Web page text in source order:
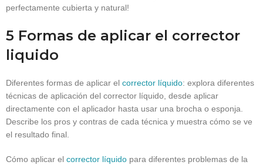
perfectamente cubierta y natural!
5 Formas de aplicar el corrector
liquido
Diferentes formas de aplicar el corrector líquido: explora diferentes
técnicas de aplicación del corrector líquido, desde aplicar
directamente con el aplicador hasta usar una brocha o esponja.
Describe los pros y contras de cada técnica y muestra cómo se ve
el resultado final.
Cómo aplicar el corrector líquido para diferentes problemas de la